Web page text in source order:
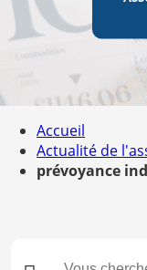
Accueil
Actualité de
prévoyance